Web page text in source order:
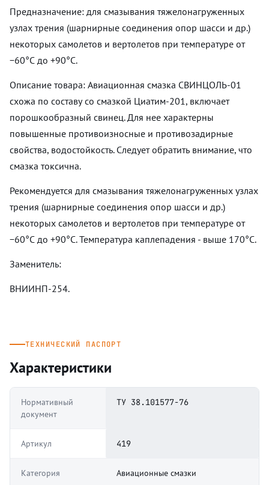
Предназначение: для смазывания тяжелонагруженных
узлах трения (шарнирные соединения опор шасси и др.)
некоторых самолетов и вертолетов при температуре от
−60°С до +90°С.
Описание товара: Авиационная смазка СВИНЦОЛЬ-01
схожа по составу со смазкой Циатим-201, включает
порошкообразный свинец. Для нее характерны
повышенные противоизносные и противозадирные
свойства, водостойкость. Следует обратить внимание, что
смазка токсична.
Рекомендуется для смазывания тяжелонагруженных узлах
трения (шарнирные соединения опор шасси и др.)
некоторых самолетов и вертолетов при температуре от
−60°С до +90°С. Температура каплепадения - выше 170°С.
Заменитель:
ВНИИНП-254.
ТЕХНИЧЕСКИЙ ПАСПОРТ
Характеристики
Нормативный
документ
ТУ 38.101577-76
Артикул 419
Категория Авиационные смазки